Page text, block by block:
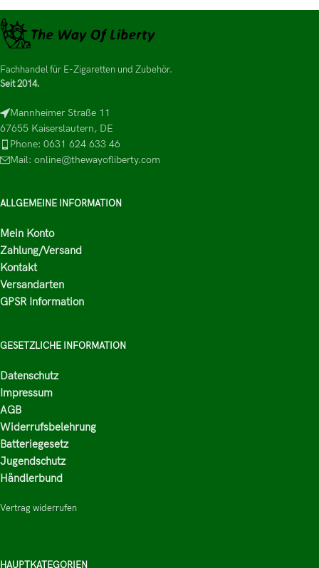
Fachhandel für E-Zigaretten und Zubehör.
Seit 2014.
Mannheimer Straße 11
67655 Kaiserslautern, DE
Phone: 0631 624 633 46
Mail: online@thewayofliberty.com
ALLGEMEINE INFORMATION
Mein Konto
Zahlung/Versand
Kontakt
Versandarten
GPSR Information
GESETZLICHE INFORMATION
Datenschutz
Impressum
AGB
Widerrufsbelehrung
Batteriegesetz
Jugendschutz
Händlerbund
Vertrag widerrufen
HAUPTKATEGORIEN